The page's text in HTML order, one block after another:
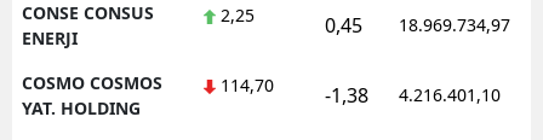
CONSE CONSUS
ENERJI
2,25 0,45 18.969.734,97
COSMO COSMOS
YAT. HOLDING
114,70 -1,38 4.216.401,10